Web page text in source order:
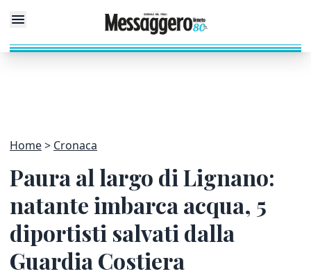
Home Cronaca
Paura al largo di Lignano:
natante imbarca acqua, 5
diportisti salvati dalla
Guardia Costiera